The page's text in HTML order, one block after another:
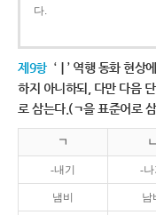
다.
제9항 ‘ㅣ’ 역행 동화 현상
하지 아니하되, 다만 다음
로 삼는다.(ㄱ을 표준어로
ㄱ ㄴ
-내기 -나
냄비 남